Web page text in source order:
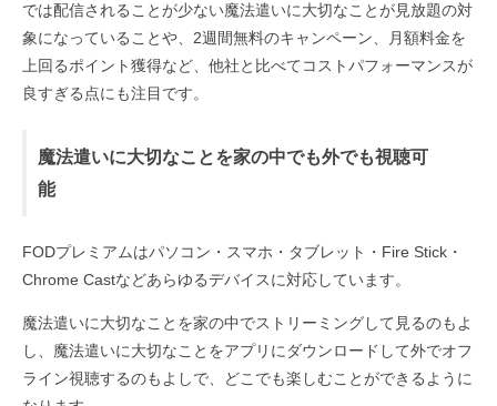
では配信されることが少ない魔法遣いに大切なことが見放題の対
象になっていることや、2週間無料のキャンペーン、月額料金を
上回るポイント獲得など、他社と比べてコストパフォーマンスが
良すぎる点にも注目です。
魔法遣いに大切なことを家の中でも外でも視聴可
能
FODプレミアムはパソコン・スマホ・タブレット・Fire Stick・
Chrome Castなどあらゆるデバイスに対応しています。
魔法遣いに大切なことを家の中でストリーミングして見るのもよ
し、魔法遣いに大切なことをアプリにダウンロードして外でオフ
ライン視聴するのもよしで、どこでも楽しむことができるように